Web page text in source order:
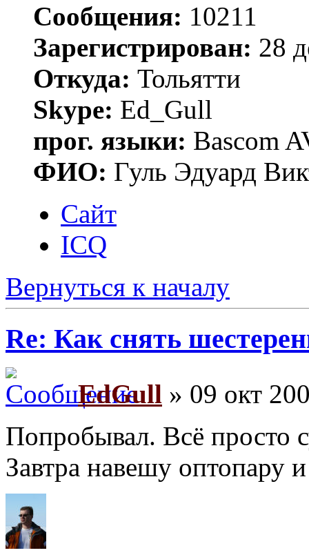
Сообщения: 10211
Зарегистрирован: 28
Откуда: Тольятти
Skype: Ed_Gull
прог. языки: Bascom
ФИО: Гуль Эдуард
Сайт
ICQ
Вернуться к началу
Re: Как снять
EdGull » 09 окт
Попробывал. Всё просто
Завтра навешу оптопару